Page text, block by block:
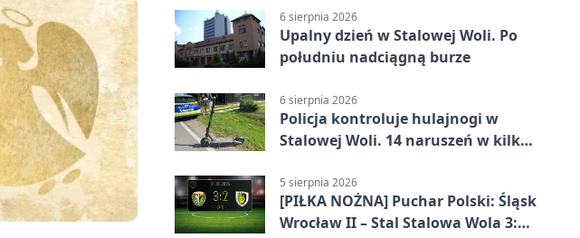
6 sierpnia 2026
Upalny dzień w Stalowej Woli. Po
południu nadciągną burze
6 sierpnia 2026
Policja kontroluje hulajnogi w
Stalowej Woli. 14 naruszeń w kilka
5 sierpnia 2026
[PIŁKA NOŻNA] Puchar Polski: Śląsk
Wrocław II – Stal Stalowa Wola 3:2